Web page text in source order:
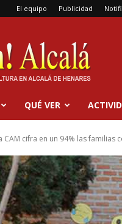
El equipo Publicidad
QUÉ VER
CAM cifra en un 94% las familias